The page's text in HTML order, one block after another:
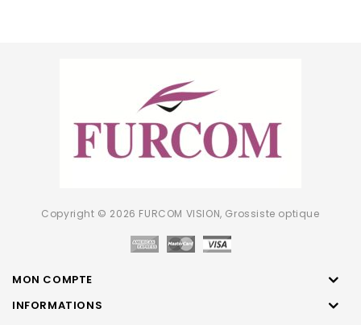
Copyright © 2026 FURCOM VISION, Grossiste optique
MON COMPTE
INFORMATIONS